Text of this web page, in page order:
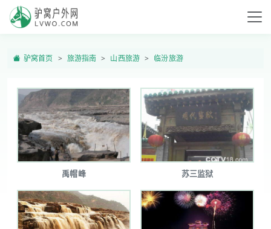
驴窝首页 旅游指南 山西旅游 临汾旅游
禹帽峰 苏三监狱